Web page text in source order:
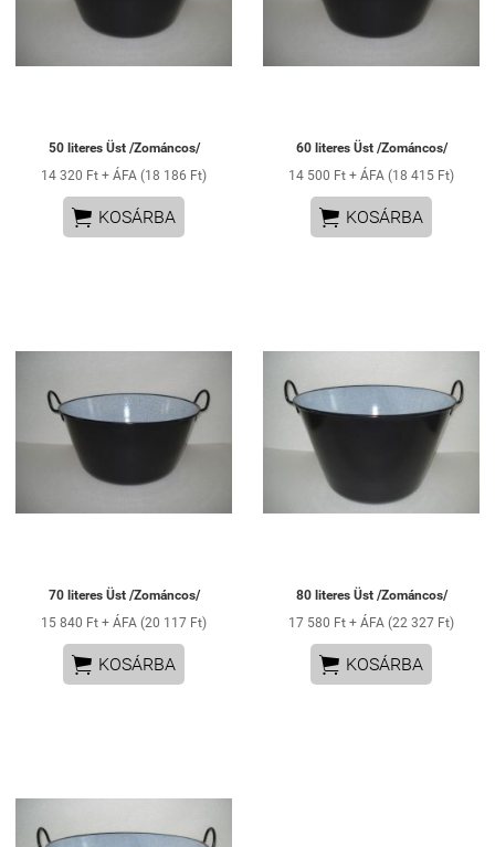
50 literes Üst /Zománcos/
14 320 Ft + ÁFA (18 186 Ft)
 KOSÁRBA
60 literes Üst /Zománcos/
14 500 Ft + ÁFA (18 415 Ft)
 KOSÁRBA
70 literes Üst /Zománcos/
15 840 Ft + ÁFA (20 117 Ft)
 KOSÁRBA
80 literes Üst /Zománcos/
17 580 Ft + ÁFA (22 327 Ft)
 KOSÁRBA